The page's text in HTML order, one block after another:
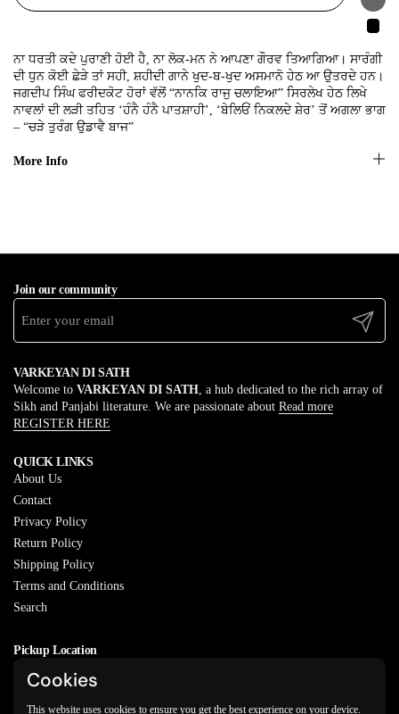
ਨਾ ਧਰਤੀ ਕਦੇ ਪੁਰਾਣੀ ਹੋਈ ਹੈ, ਨਾ ਲੋਕ-ਮਨ ਨੇ ਆਪਣਾ ਗੌਰਵ ਤਿਆਗਿਆ। ਸਾਰੰਗੀ
ਦੀ ਧੁਨ ਕੋਈ ਛੇੜੇ ਤਾਂ ਸਹੀ, ਸ਼ਹੀਦੀ ਗਾਨੇ ਖੁਦ-ਬ-ਖੁਦ ਅਸਮਾਨੋ ਹੇਠ ਆ ਉਤਰਦੇ ਹਨ।
ਜਗਦੀਪ ਸਿੰਘ ਫਰੀਦਕੋਟ ਹੋਰਾਂ ਵੱਲੋਂ “ਨਾਨਕਿ ਰਾਜੁ ਚਲਾਇਆ” ਸਿਰਲੇਖ ਹੇਠ ਲਿਖੇ
ਨਾਵਲਾਂ ਦੀ ਲੜੀ ਤਹਿਤ ‘ਹੰਨੈ ਹੰਨੈ ਪਾਤਸ਼ਾਹੀ’, ‘ਬੇਲਿਓਂ ਨਿਕਲਦੇ ਸ਼ੇਰ’ ਤੋਂ ਅਗਲਾ ਭਾਗ
– “ਚੜੇ ਤੁਰੰਗ ਉਡਾਵੈ ਬਾਜ”
More Info
Join our community
Submit
VARKEYAN DI SATH
Welcome to VARKEYAN DI SATH , a hub dedicated to the rich array of
Sikh and Panjabi literature. We are passionate about Read more
REGISTER HERE
QUICK LINKS
About Us
Contact
Privacy Policy
Return Policy
Shipping Policy
Terms and Conditions
Search
Pickup Location
20829 77A Ave, Langley, BC
V2Y 0Y5
Cookies
This website uses cookies to ensure you get the best experience on your device.